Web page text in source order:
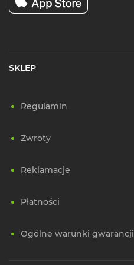
SKLEP
Regulamin
Zwroty
Reklamacje
Płatności
Ogólne warunki gwarancji